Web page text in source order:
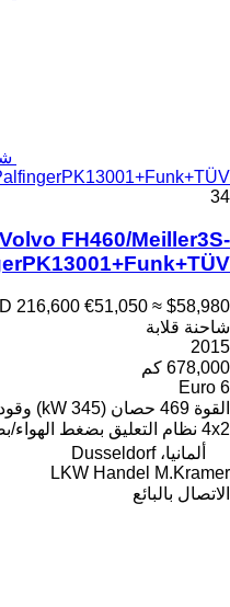
34
Volvo FH460/Meiller3S-
216,600 €51,050 ≈ $58,980
شاحنة قلابة
2015
678,000 كم
Euro 6
القوة 469 حصان (345 kW) وقود
4x2 نظام التعليق بضغط الهواء/
ألمانيا، Dusseldorf
LKW Handel M.Kramer
الاتصال بالبائع